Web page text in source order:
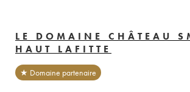
LE DOMAINE CHÂTEAU
HAUT LAFITTE
★ Domaine partenaire